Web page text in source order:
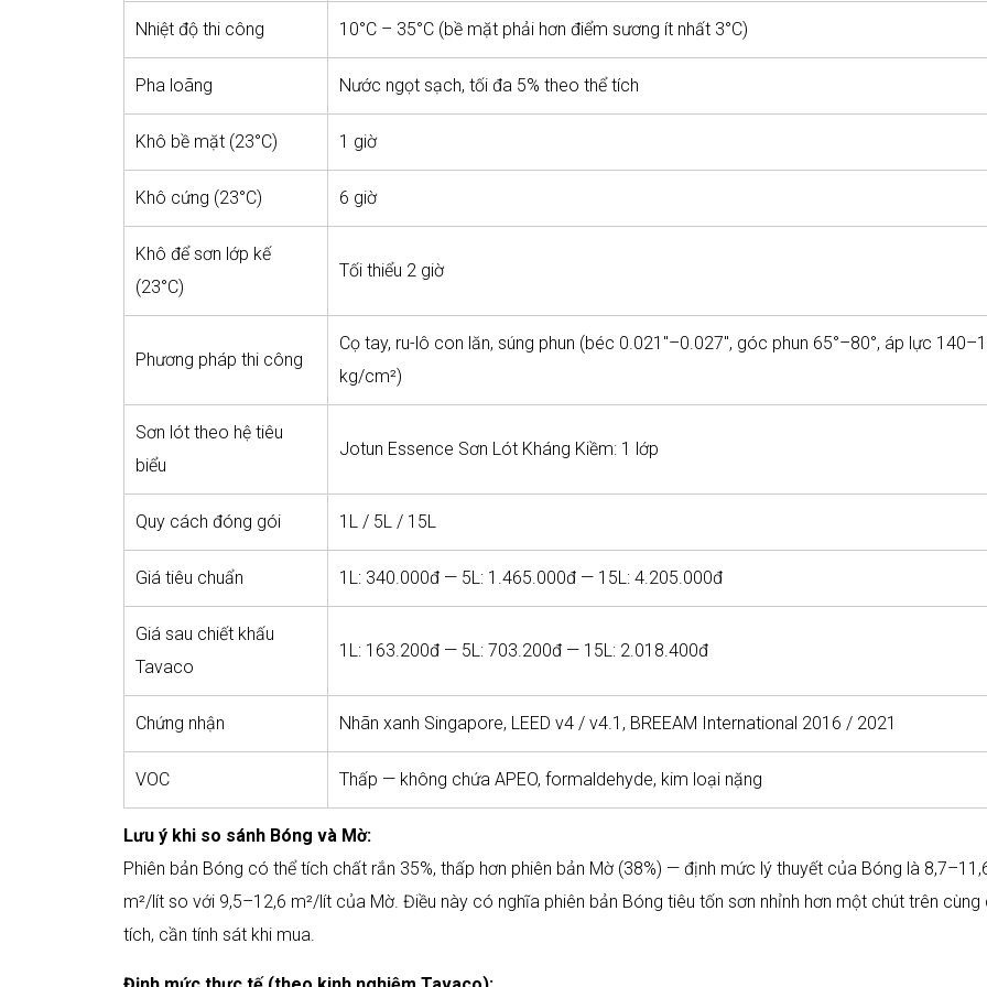
Nhiệt độ thi công 10°C – 35°C (bề mặt phải hơn điểm sương ít nhất 3°C)
Pha loãng Nước ngọt sạch, tối đa 5% theo thể tích
Khô bề mặt (23°C) 1 giờ
Khô cứng (23°C) 6 giờ
Khô để sơn lớp kế
(23°C)
Tối thiểu 2 giờ
Phương pháp thi công
Cọ tay, ru-lô con lăn, súng phun (béc 0.021"–0.027", góc phun 65°–80°, áp lực
kg/cm²)
Sơn lót theo hệ tiêu
biểu
Jotun Essence Sơn Lót Kháng Kiềm: 1 lớp
Quy cách đóng gói 1L / 5L / 15L
Giá tiêu chuẩn 1L: 340.000đ — 5L: 1.465.000đ — 15L: 4.205.000đ
Giá sau chiết khấu
Tavaco
1L: 163.200đ — 5L: 703.200đ — 15L: 2.018.400đ
Chứng nhận Nhãn xanh Singapore, LEED v4 / v4.1, BREEAM International 2016 / 2021
VOC Thấp — không chứa APEO, formaldehyde, kim loại nặng
Lưu ý khi so sánh Bóng và Mờ:
Phiên bản Bóng có thể tích chất rắn 35%, thấp hơn phiên bản Mờ (38%) — định mức lý thuyết của Bóng là
m²/lít so với 9,5–12,6 m²/lít của Mờ. Điều này có nghĩa phiên bản Bóng tiêu tốn sơn nhỉnh hơn một chút trên cùng
tích, cần tính sát khi mua.